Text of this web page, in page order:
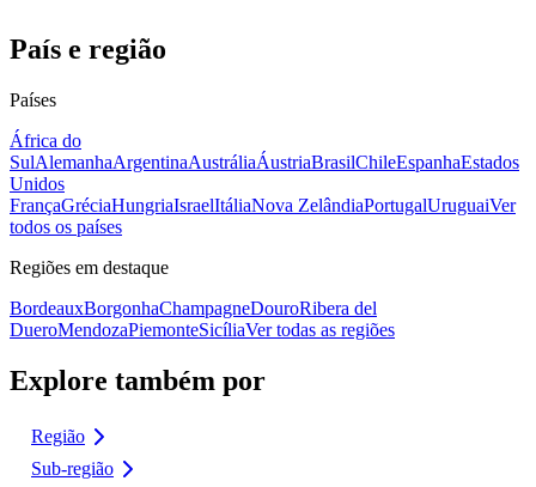
País e região
Países
África do
SulAlemanhaArgentinaAustráliaÁustriaBrasilChileEspanhaEstados
Unidos
FrançaGréciaHungriaIsraelItáliaNova ZelândiaPortugalUruguaiVer
todos os países
Regiões em destaque
BordeauxBorgonhaChampagneDouroRibera del
DueroMendozaPiemonteSicíliaVer todas as regiões
Explore também por
Região
Sub-região